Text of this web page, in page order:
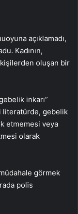
açıklamadı,
Kadının,
kişilerden oluşan bir
inkarı”
literatürde, gebelik
etmemesi veya
olarak
görmek
polis